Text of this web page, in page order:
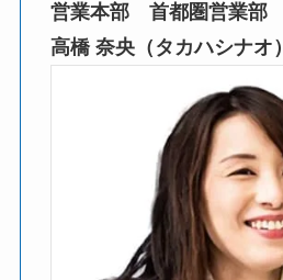
営業本部 首都圏営業部
高橋 奈央（タカハシナオ）